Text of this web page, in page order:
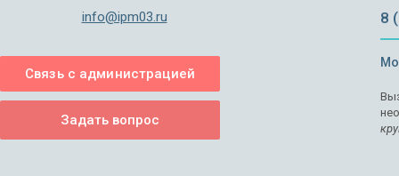
info@ipm03.ru
Связь с администрацией
Задать вопрос
8